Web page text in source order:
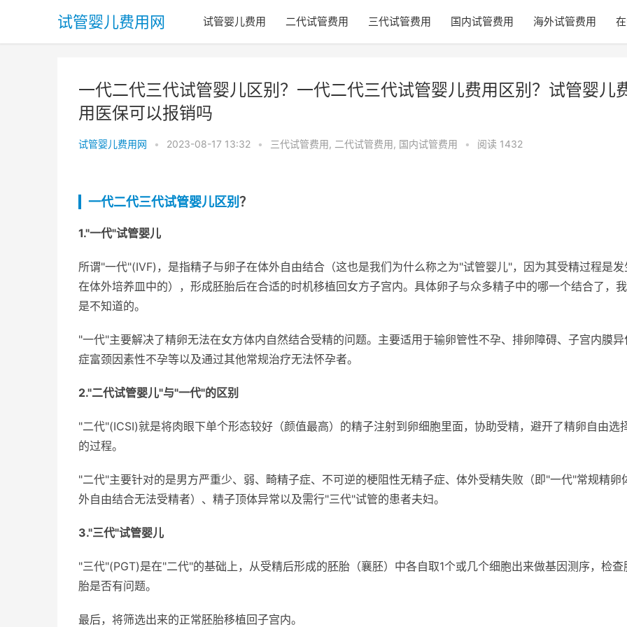
试管婴儿费用网 试管婴儿费用 二代试管费用 三代试管费用 国内试管费用 海外试管费用
一代二代三代试管婴儿区别？一代二代三代试管婴儿费用区别？试管婴儿
用医保可以报销吗
试管婴儿费用网 • 2023-08-17 13:32 • 三代试管费用, 二代试管费用, 国内试管费用 • 阅读 1432
一代二代三代试管婴儿区别？
1."一代"试管婴儿
所谓"一代"(IVF)，是指精子与卵子在体外自由结合（这也是我们为什么称之为"试管婴儿"，因为其受精过程是发
在体外培养皿中的），形成胚胎后在合适的时机移植回女方子宫内。具体卵子与众多精子中的哪一个结合了，
是不知道的。
"一代"主要解决了精卵无法在女方体内自然结合受精的问题。主要适用于输卵管性不孕、排卵障碍、子宫内膜异
症富颈因素性不孕等以及通过其他常规治疗无法怀孕者。
2."二代试管婴儿"与"一代"的区别
"二代"(ICSI)就是将肉眼下单个形态较好（颜值最高）的精子注射到卵细胞里面，协助受精，避开了精卵自由选
的过程。
"二代"主要针对的是男方严重少、弱、畸精子症、不可逆的梗阻性无精子症、体外受精失败（即"一代"常规精卵
外自由结合无法受精者）、精子顶体异常以及需行"三代"试管的患者夫妇。
3."三代"试管婴儿
"三代"(PGT)是在"二代"的基础上，从受精后形成的胚胎（襄胚）中各自取1个或几个细胞出来做基因测序，检查
胎是否有问题。
最后，将筛选出来的正常胚胎移植回子宫内。